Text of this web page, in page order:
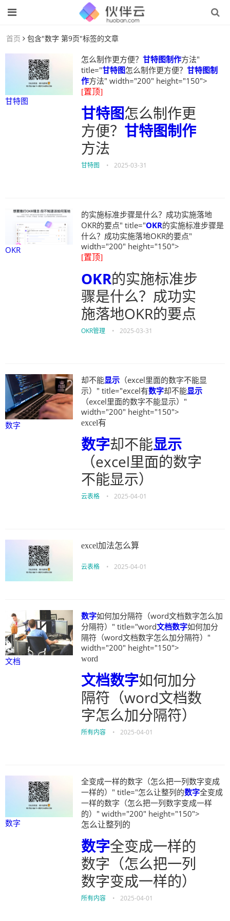
首页 包含"数字 第9页"标签的文章
甘特图
怎么制作更方便？ 甘特图制作方法"
title="甘特图怎么制作更方便？ 甘特图制
作方法" width="200" height="150">
[置顶]
甘特图怎么制作更
方便？ 甘特图制作
方法
甘特图 • 2025-03-31
OKR
的实施标准步骤是什么？成功实施落地
OKR的要点" title="OKR的实施标准步骤是
什么？成功实施落地OKR的要点"
width="200" height="150">
[置顶]
OKR的实施标准步
骤是什么？成功实
施落地OKR的要点
OKR管理 • 2025-03-31
数字
却不能显示 （excel里面的数字不能显
示）" title="excel有数字却不能显示
（excel里面的数字不能显示）"
width="200" height="150">
excel有
数字却不能显示
（excel里面的数字
不能显示）
云表格 • 2025-04-01
excel加法怎么算
云表格 • 2025-04-01
文档
数字如何加分隔符（word文档数字怎么加
分隔符）" title="word文档数字如何加分
隔符（word文档数字怎么加分隔符）"
width="200" height="150">
word
文档数字如何加分
隔符（word文档数
字怎么加分隔符）
所有内容 • 2025-04-01
数字
全变成一样的数字（怎么把一列数字变成
一样的）" title="怎么让整列的数字全变成
一样的数字（怎么把一列数字变成一样
的）" width="200" height="150">
怎么让整列的
数字全变成一样的
数字（怎么把一列
数字变成一样的）
所有内容 • 2025-04-01